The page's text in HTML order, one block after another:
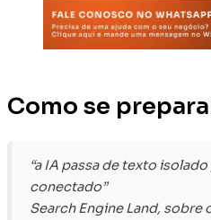
Como se
“a IA passa de texto
conectado”
Search Engine Land, sobre